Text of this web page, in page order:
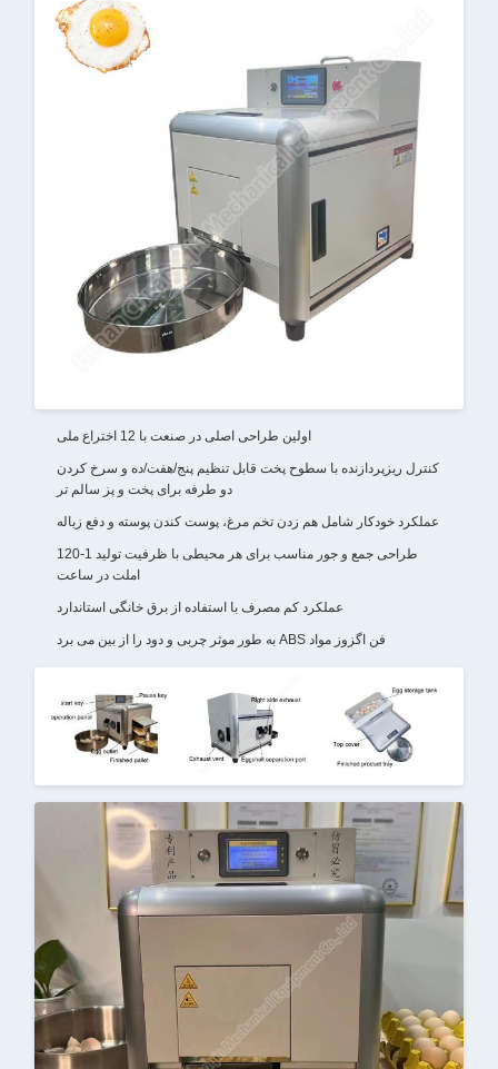
اولین طراحی اصلی در صنعت با 12 اختراع ملی
کنترل ریزپردازنده با سطوح پخت قابل تنظیم پنج/هفت/ده و سرخ کردن
دو طرفه برای پخت و پز سالم تر
عملکرد خودکار شامل هم زدن تخم مرغ، پوست کندن پوسته و دفع زباله
طراحی جمع و جور مناسب برای هر محیطی با ظرفیت تولید 1-120
املت در ساعت
عملکرد کم مصرف با استفاده از برق خانگی استاندارد
فن اگزوز مواد ABS به طور موثر چربی و دود را از بین می برد